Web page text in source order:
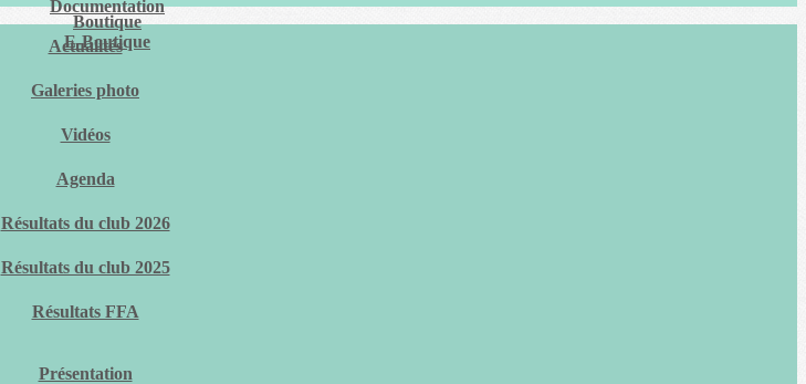
Documentation
Boutique
E-Boutique
Actualités
Galeries photo
Vidéos
Agenda
Résultats du club 2026
Résultats du club 2025
Résultats FFA
Présentation